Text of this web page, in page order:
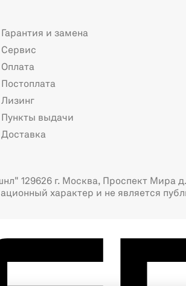
Гарантия и замена
Сервис
Оплата
Постоплата
Лизинг
Пункты выдачи
Доставка
129626 г. Москва, Проспект Мира д.
характер и не является